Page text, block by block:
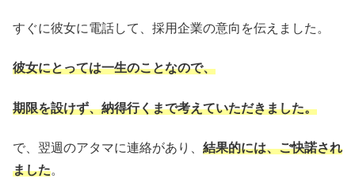
すぐに彼女に電話して、採用企業の意向を伝えました。
彼女にとっては一生のことなので、
期限を設けず、納得行くまで考えていただきました。
で、翌週のアタマに連絡があり、 結果的には、ご快諾され
ました。